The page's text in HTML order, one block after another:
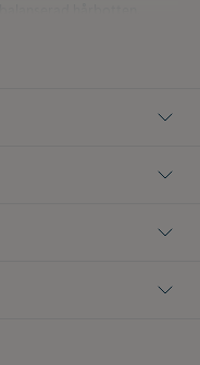
DermaXPro Calming Care